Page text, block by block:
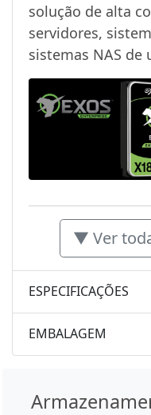
solução de alta
servidores,
sistemas NAS de
▼ Ver
ESPECIFICAÇÕES
EMBALAGEM